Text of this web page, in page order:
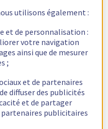
utilisons également :
et de personnalisation :
votre navigation
ainsi que de mesurer
;
et de partenaires
diffuser des publicités
et de partager
partenaires publicitaires